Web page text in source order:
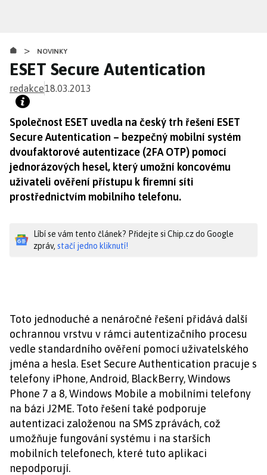
obsahu
> NOVINKY
ESET Secure Autentication
redakce18.03.2013
Společnost ESET uvedla na český trh řešení ESET
Secure Autentication – bezpečný mobilní systém
dvoufaktorové autentizace (2FA OTP) pomocí
jednorázových hesel, který umožní koncovému
uživateli ověření přístupu k firemní síti
prostřednictvím mobilního telefonu.
Líbí se vám tento článek? Přidejte si Chip.cz do Google
zpráv, stačí jedno kliknutí!
Toto jednoduché a nenáročné řešení přidává další
ochrannou vrstvu v rámci autentizačního procesu
vedle standardního ověření pomocí uživatelského
jména a hesla. Eset Secure Authentication pracuje s
telefony iPhone, Android, BlackBerry, Windows
Phone 7 a 8, Windows Mobile a mobilními telefony
na bázi J2ME. Toto řešení také podporuje
autentizaci založenou na SMS zprávách, což
umožňuje fungování systému i na starších
mobilních telefonech, které tuto aplikaci
nepodporují.